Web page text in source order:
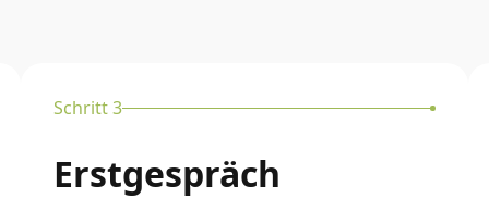
Schritt 3
Erstgespräch